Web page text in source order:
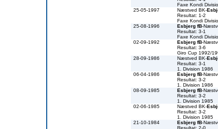
Faxe Kondi
25-05-1997
Næstved BK-
Resultat: 1-2
Faxe Kondi
25-08-1996
Esbjerg fB-
Resultat: 3-1
Faxe Kondi
02-09-1992
Esbjerg fB-
Resultat: 3-6
Giro Cup 1992/
28-09-1986
Næstved BK-
Resultat: 3-1
1. Division 1986
06-04-1986
Esbjerg fB-
Resultat: 3-2
1. Division 1986
08-09-1985
Esbjerg fB-
Resultat: 3-2
1. Division 1985
02-06-1985
Næstved BK-
Resultat: 3-2
1. Division 1985
21-10-1984
Esbjerg fB-
Resultat: 2-0